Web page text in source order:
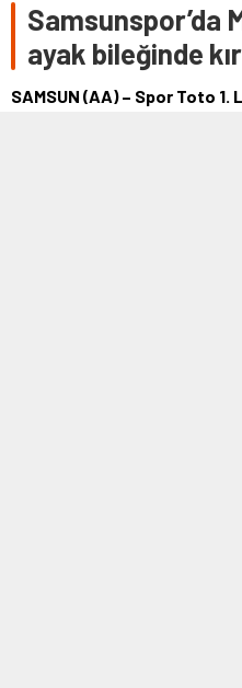
Samsunspor’da
ayak bileğinde
SAMSUN (AA) – Spor Toto